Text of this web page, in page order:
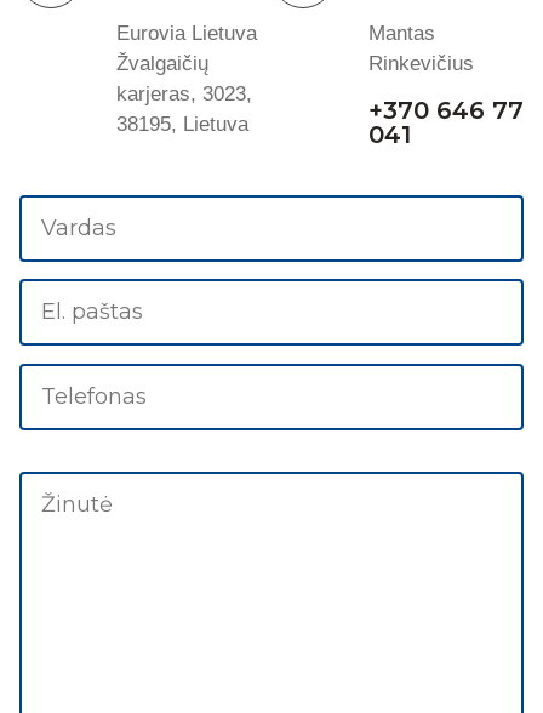
Eurovia Lietuva
Žvalgaičių
karjeras, 3023,
38195, Lietuva
Mantas
Rinkevičius
+370 646 77
041